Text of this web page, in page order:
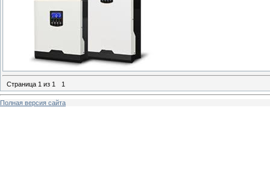
Страница 1 из 1 1
Полная версия сайта